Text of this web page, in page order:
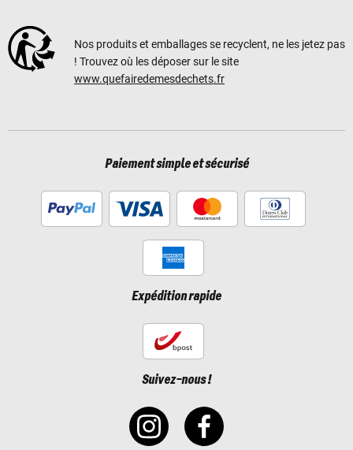
Nos produits et emballages se recyclent, ne les jetez pas
! Trouvez où les déposer sur le site
www.quefairedemesdechets.fr
Paiement simple et sécurisé
Expédition rapide
Suivez-nous !